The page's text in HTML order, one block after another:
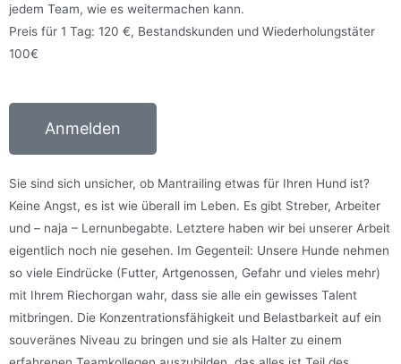
jedem Team, wie es weitermachen kann.
Preis für 1 Tag: 120 €, Bestandskunden und Wiederholungstäter
100€
Anmelden
Sie sind sich unsicher, ob Mantrailing etwas für Ihren Hund ist?
Keine Angst, es ist wie überall im Leben. Es gibt Streber, Arbeiter
und – naja – Lernunbegabte. Letztere haben wir bei unserer Arbeit
eigentlich noch nie gesehen. Im Gegenteil: Unsere Hunde nehmen
so viele Eindrücke (Futter, Artgenossen, Gefahr und vieles mehr)
mit Ihrem Riechorgan wahr, dass sie alle ein gewisses Talent
mitbringen. Die Konzentrationsfähigkeit und Belastbarkeit auf ein
souveränes Niveau zu bringen und sie als Halter zu einem